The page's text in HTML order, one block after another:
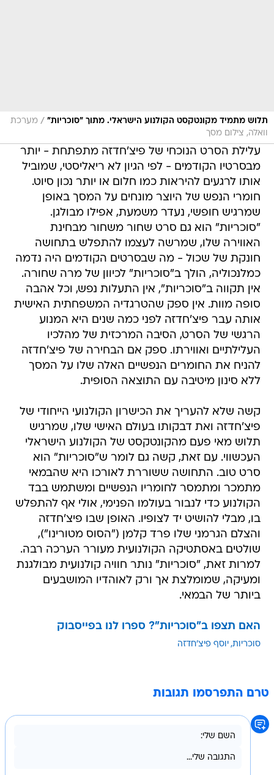
תלוש מתמיד מקונטקסט הקולנוע הישראלי. מתוך "סוכריות" / מערכת
וואלה, צילום מסך
עלילת הסרט הנוכחי של פיצ'חדזה מתפתחת - יותר
מבסרטיו הקודמים - לפי הגיון לא ריאליסטי, שמוביל
אותו לרגעים להיראות כמו חלום או יותר נכון סיוט.
חומרי הנפש של היוצר מונחים על המסך באופן
שמרגיש חופשי, נעדר משמעת, אפילו מבולגן.
"סוכריות" הוא גם סרט שחור משחור מבחינת
האווירה שלו, שמרשה לעצמו להתפלש בתחושה
חונקת של שכול - מה שבסרטים הקודמים היה נדמה
כמלנכוליה, הולך ב"סוכריות" לכיוון של מרה שחורה.
אין תקווה ב"סוכריות", אין התעלות נפש, וכל אהבה
סופה מוות. אין ספק שהטרגדיה המשפחתית האישית
אותה עבר פיצ'חדזה לפני כמה שנים היא המנוע
הרגשי של הסרט, הסיבה המרכזית של מהלכיו
העלילתיים ואווירתו. ספק אם הבחירה של פיצ'חדזה
להניח את החומרים הנפשיים האלה שלו על המסך
ללא סינון מיטיבה עם התוצאה הסופית.
קשה שלא להעריך את הכישרון הקולנועי הייחודי של
פיצ'חדזה ואת דבקותו בעולם האישי שלו, שמרגיש
תלוש מאי פעם מהקונטקסט של הקולנוע הישראלי
העכשווי. עם זאת, קשה גם לומר ש"סוכריות" הוא
סרט טוב. התחושה ששוררת לאורכו היא שהבמאי
מתמכר ומתמסר לחומריו הנפשיים ומשתמש בבד
הקולנוע כדי לנבור בעולמו הפנימי, אולי אף להתפלש
בו, מבלי להושיט יד לצופיו. האופן שבו פיצ'חדזה
והצלם הגרמני שלו פרד קלמן ("הסוס מטורינו"),
שולטים באסתטיקה הקולנועית מעורר הערכה רבה.
למרות זאת, "סוכריות" נותר חוויה קולנועית מבולגנת
ומעיקה, שמומלצת אך ורק לאוהדיו המושבעים
ביותר של הבמאי.
האם תצפו ב"סוכריות"? ספרו לנו בפייסבוק
סוכריות יוסף פיצ'חדזה
טרם התפרסמו תגובות